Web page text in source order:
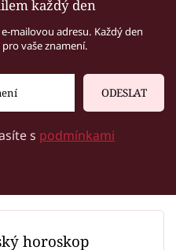
každý den
mailovou adresu. Každý den
vaše znamení.
ODESLAT
s podmínkami
horoskop